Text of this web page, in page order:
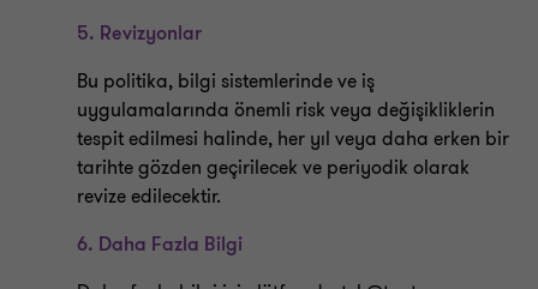
5. Revizyonlar
Bu politika, bilgi sistemlerinde ve iş
uygulamalarında önemli risk veya değişikliklerin
tespit edilmesi halinde, her yıl veya daha erken bir
tarihte gözden geçirilecek ve periyodik olarak
revize edilecektir.
6. Daha Fazla Bilgi